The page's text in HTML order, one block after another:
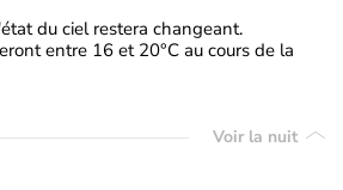
du ciel restera changeant.
entre 16 et 20°C au cours de la
Voir la nuit